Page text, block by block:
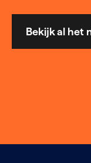
Bekijk al het